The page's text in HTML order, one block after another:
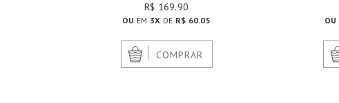
R$ 169.90
OU EM 3X DE R$ 60.05
COMPRAR
OU